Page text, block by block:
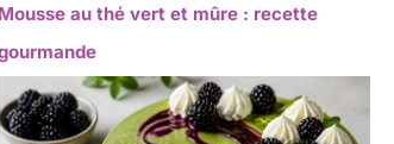
Mousse au thé vert et mûre : recette